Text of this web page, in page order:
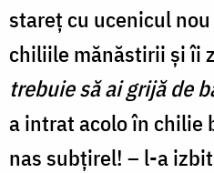
stareț cu ucenicul
chiliile mănăstirii și îi
trebuie să ai grijă de
a intrat acolo în chilie
nas subțirel! – l-a